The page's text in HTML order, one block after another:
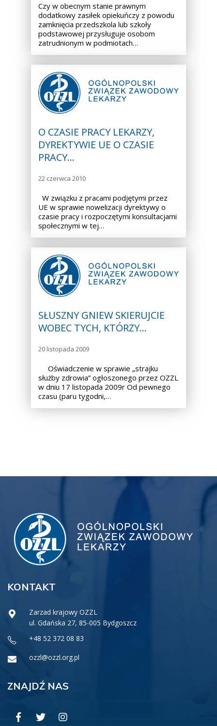
Czy w obecnym stanie prawnym
dodatkowy zasiłek opiekuńczy z powodu
zamknięcia przedszkola lub szkoły
podstawowej przysługuje osobom
zatrudnionym w podmiotach…
O CZASIE PRACY LEKARZY,
DYREKTYWIE UE O CZASIE
PRACY…
22 czerwca 2010
W związku z pracami podjętymi przez
UE w sprawie nowelizacji dyrektywy o
czasie pracy i rozpoczętymi konsultacjami
społecznymi w tej…
SŁUSZNY GNIEW SKIERUJCIE
WOBEC TYCH, KTÓRZY…
20 listopada 2009
Oświadczenie w sprawie „strajku
służby zdrowia” ogłoszonego przez OZZL
w dniu 17 listopada 2009r Od pewnego
czasu (paru tygodni,…
KONTAKT
Zarzad krajowy OZZL
ul. Gdańska 27, 85-005 Bydgoszcz
+48 52 372 08 83
ozzl@ozzl.org.pl
ZNAJDŹ NAS